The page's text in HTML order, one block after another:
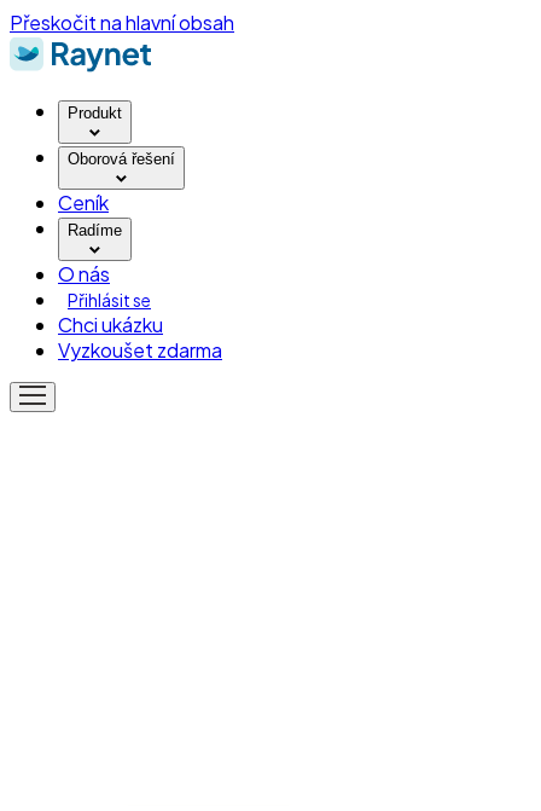
Přeskočit na hlavní obsah
Produkt
Oborová řešení
Ceník
Radíme
O nás
Přihlásit se
Chci ukázku
Vyzkoušet zdarma